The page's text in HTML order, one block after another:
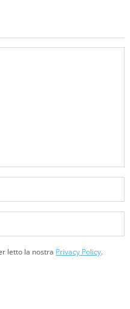
letto la nostra Privacy Policy.